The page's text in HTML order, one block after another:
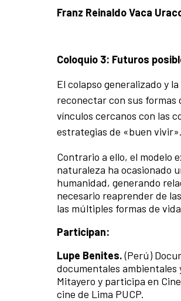
Franz Reinaldo Vaca
Coloquio 3: Futuros
El colapso generalizado y
reconectar con sus formas
vínculos cercanos con las
estrategias de «buen vivir».
Contrario a ello, el modelo
naturaleza ha ocasionado
humanidad, generando
necesario reaprender de
las múltiples formas de
Participan:
Lupe Benites.(Perú)
documentales ambientales
Mitayero y participa en
cine de Lima PUCP.